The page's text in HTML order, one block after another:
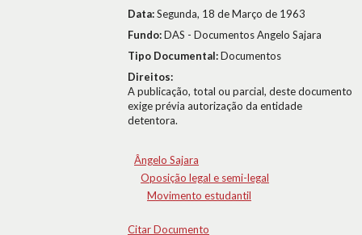
Data:Segunda, 18 de Março de 1963
Fundo:DAS - Documentos Angelo Sajara
Tipo Documental:Documentos
Direitos:
A publicação, total ou parcial, deste documento
exige prévia autorização da entidade
detentora.
Ângelo Sajara
Oposição legal e semi-legal
Movimento estudantil
Citar Documento